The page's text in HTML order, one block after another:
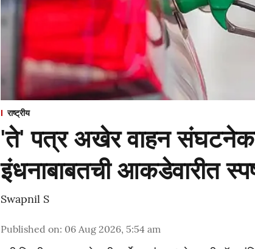
राष्ट्रीय
'ते' पत्र अखेर वाहन
इंधनाबाबतची आकडेवारीत
Swapnil S
Published on: 06 Aug 2026, 5:54 am